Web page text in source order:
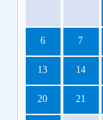
6 7
13 14
20 21